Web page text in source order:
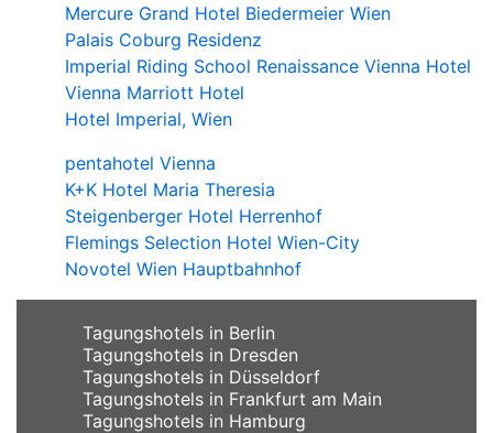
Mercure Grand Hotel Biedermeier Wien
Palais Coburg Residenz
Imperial Riding School Renaissance Vienna Hotel
Vienna Marriott Hotel
Hotel Imperial, Wien
pentahotel Vienna
K+K Hotel Maria Theresia
Steigenberger Hotel Herrenhof
Flemings Selection Hotel Wien-City
Novotel Wien Hauptbahnhof
Tagungshotels in Berlin
Tagungshotels in Dresden
Tagungshotels in Düsseldorf
Tagungshotels in Frankfurt am Main
Tagungshotels in Hamburg